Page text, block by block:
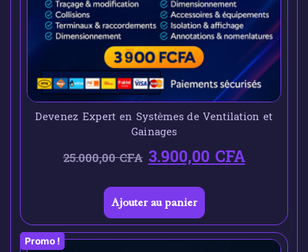
Devenez Expert en Systèmes de Ventilation et
Gainages
25.000,00CFA 3.900,00CFA
Ajouter au panier
Promo !